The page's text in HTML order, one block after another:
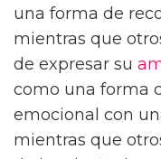
una forma de
mientras que
de expresar su
como una forma
emocional con
mientras que